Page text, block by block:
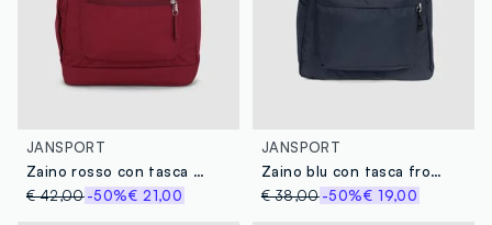
JANSPORT
Zaino rosso con tasca frontale
€ 42,00-50%€ 21,00
JANSPORT
Zaino blu con tasca frontale
€ 38,00 -50%€ 19,00